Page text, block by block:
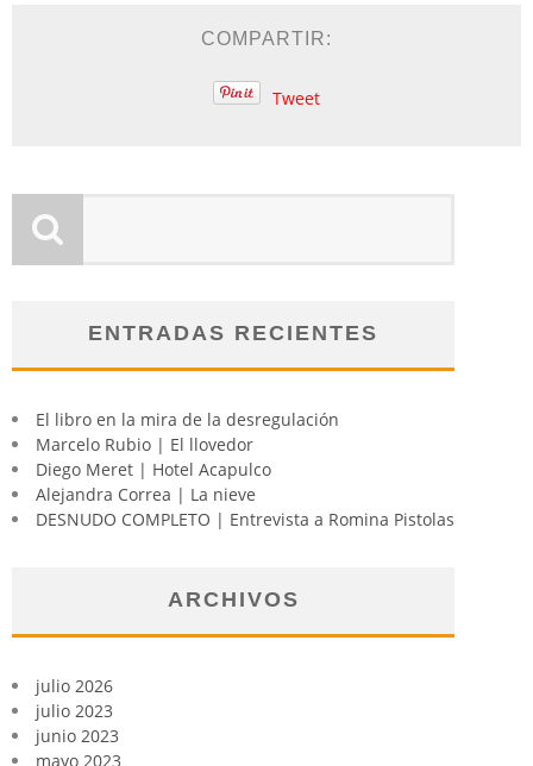
COMPARTIR:
Tweet
ENTRADAS RECIENTES
El libro en la mira de la desregulación
Marcelo Rubio | El llovedor
Diego Meret | Hotel Acapulco
Alejandra Correa | La nieve
DESNUDO COMPLETO | Entrevista a Romina Pistolas
ARCHIVOS
julio 2026
julio 2023
junio 2023
mayo 2023